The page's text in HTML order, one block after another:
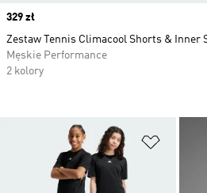
Dodaj
Price
329 zł
Zestaw Tennis Climacool Shorts & Inner
Męskie Performance
2 kolory